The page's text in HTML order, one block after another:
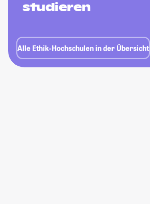
studieren
Alle Ethik-Hochschulen in der Übersicht